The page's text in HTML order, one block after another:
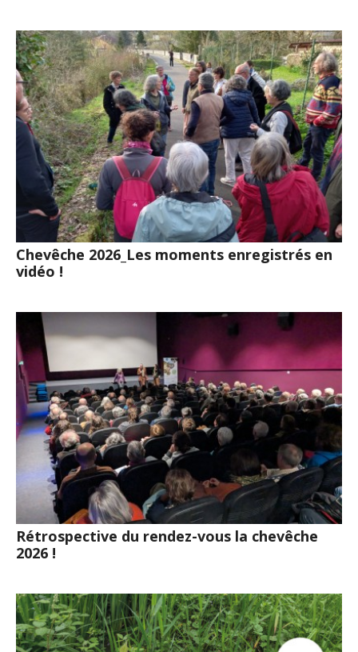
Chevêche 2026_Les moments enregistrés en
vidéo !
Rétrospective du rendez-vous la chevêche
2026 !